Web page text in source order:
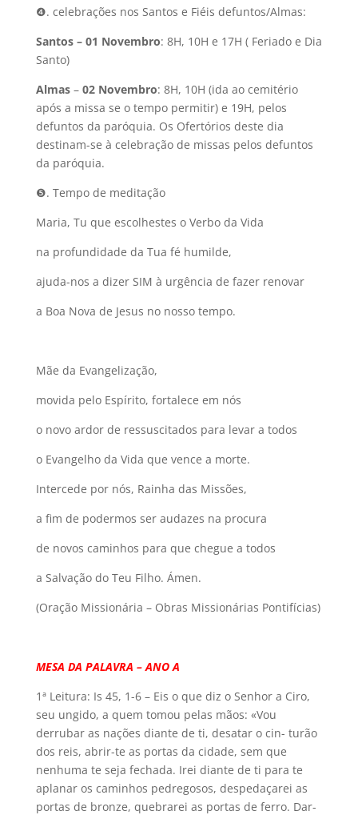
❹. celebrações nos Santos e Fiéis defuntos/Almas:
Santos – 01 Novembro: 8H, 10H e 17H ( Feriado e Dia
Santo)
Almas– 02 Novembro: 8H, 10H (ida ao cemitério
após a missa se o tempo permitir) e 19H, pelos
defuntos da paróquia. Os Ofertórios deste dia
destinam-se à celebração de missas pelos defuntos
da paróquia.
❺. Tempo de meditação
Maria, Tu que escolhestes o Verbo da Vida
na profundidade da Tua fé humilde,
ajuda-nos a dizer SIM à urgência de fazer renovar
a Boa Nova de Jesus no nosso tempo.
Mãe da Evangelização,
movida pelo Espírito, fortalece em nós
o novo ardor de ressuscitados para levar a todos
o Evangelho da Vida que vence a morte.
Intercede por nós, Rainha das Missões,
a fim de podermos ser audazes na procura
de novos caminhos para que chegue a todos
a Salvação do Teu Filho. Ámen.
(Oração Missionária – Obras Missionárias Pontifícias)
MESA DA PALAVRA – ANO A
1ª Leitura: Is 45, 1-6 – Eis o que diz o Senhor a Ciro,
seu ungido, a quem tomou pelas mãos: «Vou
derrubar as nações diante de ti, desatar o cin- turão
dos reis, abrir-te as portas da cidade, sem que
nenhuma te seja fechada. Irei diante de ti para te
aplanar os caminhos pedregosos, despedaçarei as
portas de bronze, quebrarei as portas de ferro. Dar-